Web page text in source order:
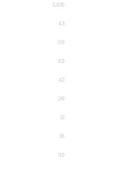
3,615
43
99
49
42
26
12
18
119